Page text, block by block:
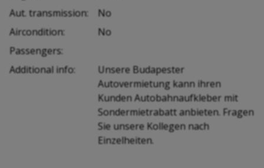
Aut. transmission:
No
Aircondition:
No
Passengers:
Additional info:
Unsere Budapester
Autovermietung kann ihren
Kunden Autobahnaufkleber mit
Sondermietrabatt anbieten. Fragen
Sie unsere Kollegen nach
Einzelheiten.